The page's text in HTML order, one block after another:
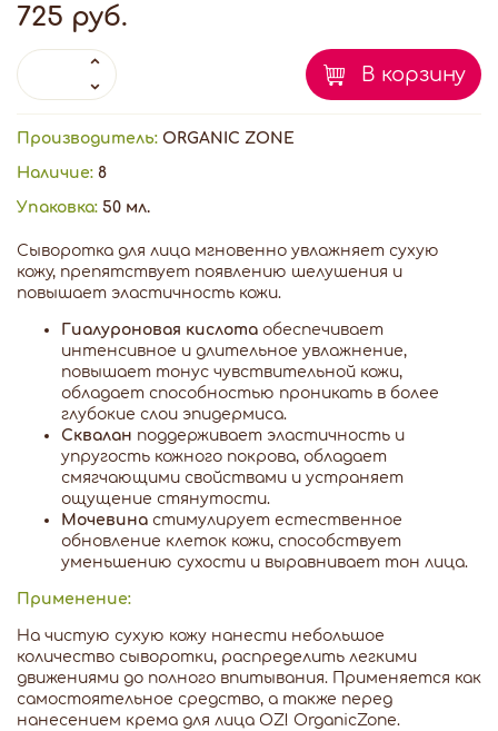
725 руб.
В корзину
Производитель: ORGANIC ZONE
Наличие: 8
Упаковка: 50 мл.
Сыворотка для лица мгновенно увлажняет сухую
кожу, препятствует появлению шелушения и
повышает эластичность кожи.
Гиалуроновая кислота обеспечивает
интенсивное и длительное увлажнение,
повышает тонус чувствительной кожи,
обладает способностью проникать в более
глубокие слои эпидермиса.
Сквалан поддерживает эластичность и
упругость кожного покрова, обладает
смягчающими свойствами и устраняет
ощущение стянутости.
Мочевина стимулирует естественное
обновление клеток кожи, способствует
уменьшению сухости и выравнивает тон лица.
Применение:
На чистую сухую кожу нанести небольшое
количество сыворотки, распределить легкими
движениями до полного впитывания. Применяется как
самостоятельное средство, а также перед
нанесением крема для лица OZ! OrganicZone.